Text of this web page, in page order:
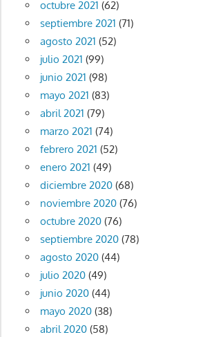
octubre 2021 (62)
septiembre 2021 (71)
agosto 2021 (52)
julio 2021 (99)
junio 2021 (98)
mayo 2021 (83)
abril 2021 (79)
marzo 2021 (74)
febrero 2021 (52)
enero 2021 (49)
diciembre 2020(68)
noviembre 2020(76)
octubre 2020(76)
septiembre 2020(78)
agosto 2020(44)
julio 2020(49)
junio 2020(44)
mayo 2020(38)
abril 2020(58)